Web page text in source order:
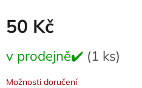
50 Kč
cena:
v prodejně✔️ (1 ks)
Možnosti doručení